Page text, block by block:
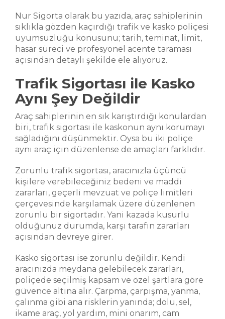
Nur Sigorta olarak bu yazıda, araç sahiplerinin
sıklıkla gözden kaçırdığı trafik ve kasko poliçesi
uyumsuzluğu konusunu; tarih, teminat, limit,
hasar süreci ve profesyonel acente taraması
açısından detaylı şekilde ele alıyoruz.
Trafik Sigortası ile Kasko
Aynı Şey Değildir
Araç sahiplerinin en sık karıştırdığı konulardan
biri, trafik sigortası ile kaskonun aynı korumayı
sağladığını düşünmektir. Oysa bu iki poliçe
aynı araç için düzenlense de amaçları farklıdır.
Zorunlu trafik sigortası, aracınızla üçüncü
kişilere verebileceğiniz bedeni ve maddi
zararları, geçerli mevzuat ve poliçe limitleri
çerçevesinde karşılamak üzere düzenlenen
zorunlu bir sigortadır. Yani kazada kusurlu
olduğunuz durumda, karşı tarafın zararları
açısından devreye girer.
Kasko sigortası ise zorunlu değildir. Kendi
aracınızda meydana gelebilecek zararları,
poliçede seçilmiş kapsam ve özel şartlara göre
güvence altına alır. Çarpma, çarpışma, yanma,
çalınma gibi ana risklerin yanında; dolu, sel,
ikame araç, yol yardım, mini onarım, cam